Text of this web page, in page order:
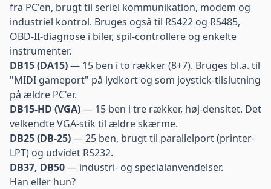
fra PC'en, brugt til seriel kommunikation, modem og
industriel kontrol. Bruges også til RS422 og RS485,
OBD-II-diagnose i biler, spil-controllere og enkelte
instrumenter.
DB15 (DA15)— 15 ben i to rækker (8+7). Bruges bl.a. til
"MIDI gameport" på lydkort og som joystick-tilslutning
på ældre PC'er.
DB15-HD (VGA)— 15 ben i tre rækker, høj-densitet. Det
velkendte VGA-stik til ældre skærme.
DB25 (DB-25)— 25 ben, brugt til parallelport (printer-
LPT) og udvidet RS232.
DB37, DB50— industri- og specialanvendelser.
Han eller hun?